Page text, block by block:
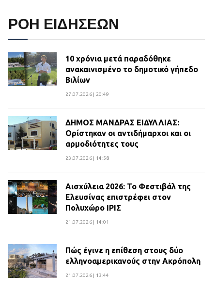
ΡΟΗ ΕΙΔΗΣΕΩΝ
10 χρόνια μετά παραδόθηκε
ανακαινισμένο το δημοτικό γήπεδο
Βιλίων
27.07.2026 | 20:49
ΔΗΜΟΣ ΜΑΝΔΡΑΣ ΕΙΔΥΛΛΙΑΣ:
Ορίστηκαν οι αντιδήμαρχοι και οι
αρμοδιότητες τους
23.07.2026 | 14:58
Αισχύλεια 2026: Το Φεστιβάλ της
Ελευσίνας επιστρέφει στον
Πολυχώρο ΙΡΙΣ
21.07.2026 | 14:01
Πώς έγινε η επίθεση στους δύο
ελληνοαμερικανούς στην Ακρόπολη
21.07.2026 | 13:44